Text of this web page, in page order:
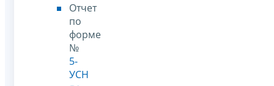
Отчет
по
форме
№
5-
УСН